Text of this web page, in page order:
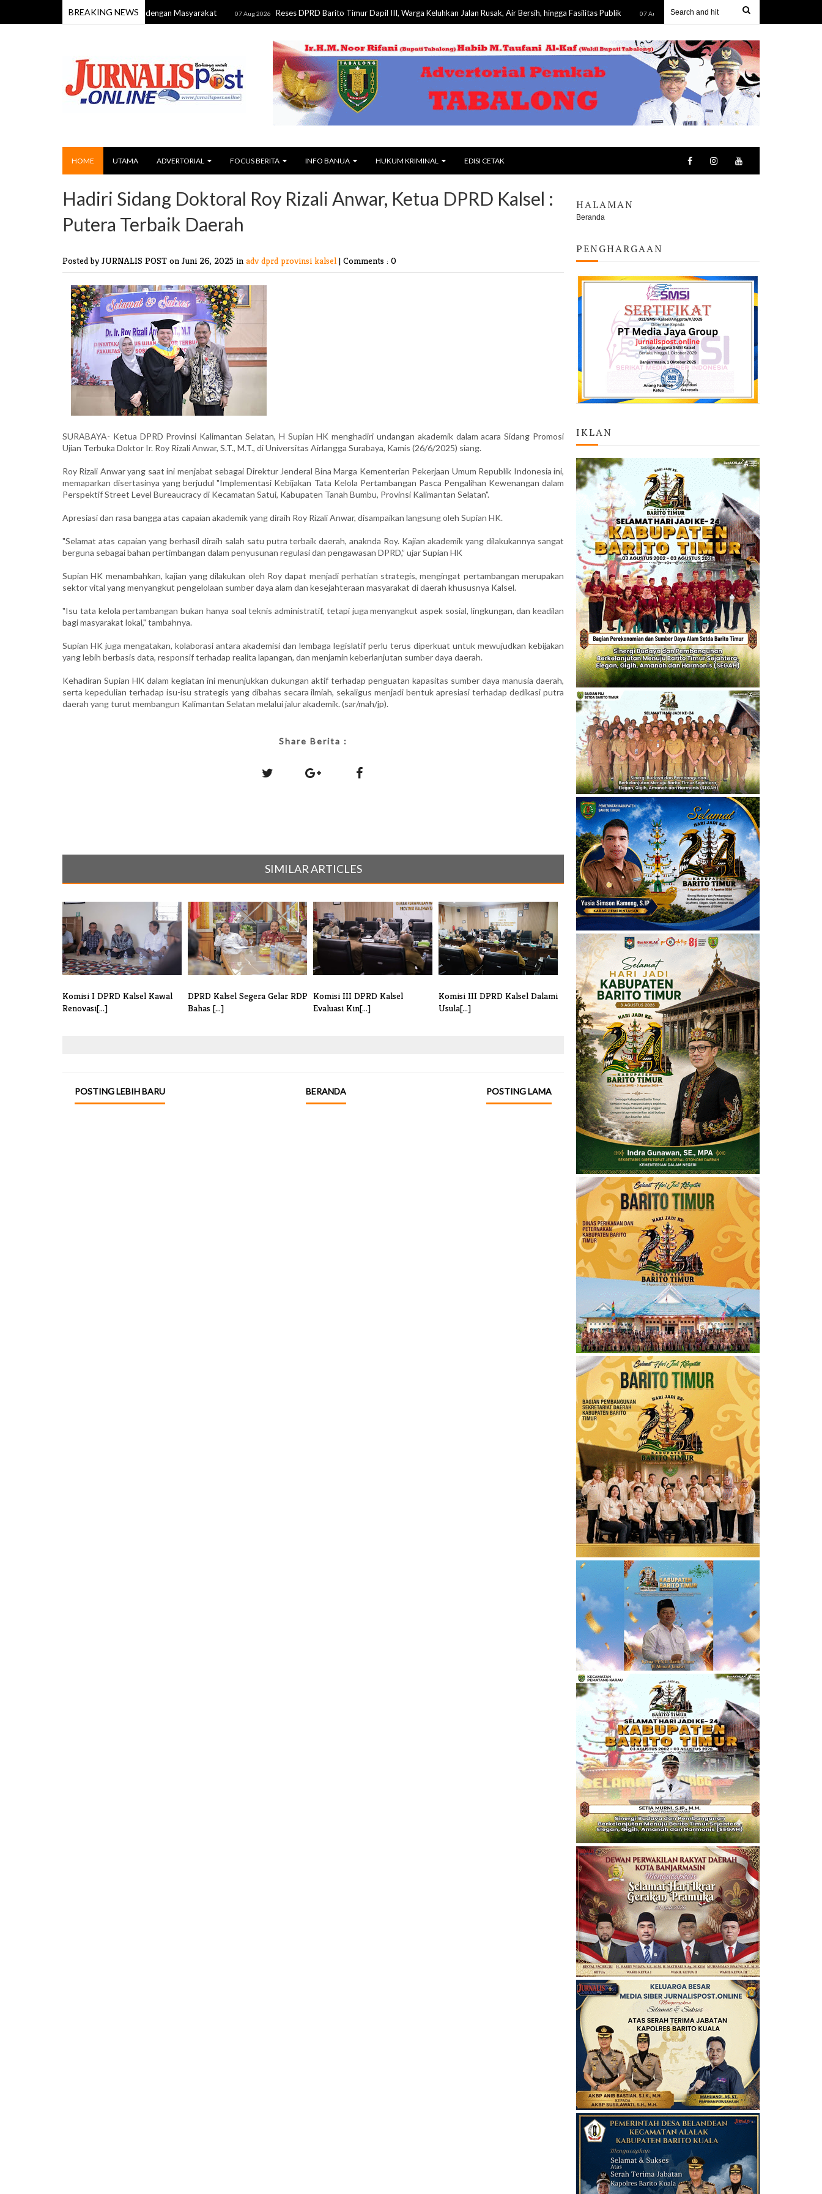
BREAKING NEWS
dan Perkuat Kebersamaan dengan Masyarakat 07 Aug 2026 Reses DPRD Barito Timur Dapil III, Warga Keluhkan Jalan Rusak, Air Bersih, hingga Fasilitas Publik 07 Aug 2026 Deadlock! Mediasi Keempat Sengketa Lahan
HOME UTAMA ADVERTORIAL FOCUS BERITA INFO BANUA HUKUM KRIMINAL EDISI CETAK
Hadiri Sidang Doktoral Roy Rizali Anwar, Ketua DPRD Kalsel :
Putera Terbaik Daerah
Posted by JURNALIS POST on Juni 26, 2025 in adv dprd provinsi kalsel | Comments : 0
SURABAYA- Ketua DPRD Provinsi Kalimantan Selatan, H Supian HK menghadiri undangan akademik dalam acara Sidang Promosi
Ujian Terbuka Doktor Ir. Roy Rizali Anwar, S.T., M.T., di Universitas Airlangga Surabaya, Kamis (26/6/2025) siang.
Roy Rizali Anwar yang saat ini menjabat sebagai Direktur Jenderal Bina Marga Kementerian Pekerjaan Umum Republik Indonesia ini,
memaparkan disertasinya yang berjudul "Implementasi Kebijakan Tata Kelola Pertambangan Pasca Pengalihan Kewenangan dalam
Perspektif Street Level Bureaucracy di Kecamatan Satui, Kabupaten Tanah Bumbu, Provinsi Kalimantan Selatan".
Apresiasi dan rasa bangga atas capaian akademik yang diraih Roy Rizali Anwar, disampaikan langsung oleh Supian HK.
"Selamat atas capaian yang berhasil diraih salah satu putra terbaik daerah, anaknda Roy. Kajian akademik yang dilakukannya sangat
berguna sebagai bahan pertimbangan dalam penyusunan regulasi dan pengawasan DPRD,” ujar Supian HK
Supian HK menambahkan, kajian yang dilakukan oleh Roy dapat menjadi perhatian strategis, mengingat pertambangan merupakan
sektor vital yang menyangkut pengelolaan sumber daya alam dan kesejahteraan masyarakat di daerah khususnya Kalsel.
"Isu tata kelola pertambangan bukan hanya soal teknis administratif, tetapi juga menyangkut aspek sosial, lingkungan, dan keadilan
bagi masyarakat lokal," tambahnya.
Supian HK juga mengatakan, kolaborasi antara akademisi dan lembaga legislatif perlu terus diperkuat untuk mewujudkan kebijakan
yang lebih berbasis data, responsif terhadap realita lapangan, dan menjamin keberlanjutan sumber daya daerah.
Kehadiran Supian HK dalam kegiatan ini menunjukkan dukungan aktif terhadap penguatan kapasitas sumber daya manusia daerah,
serta kepedulian terhadap isu-isu strategis yang dibahas secara ilmiah, sekaligus menjadi bentuk apresiasi terhadap dedikasi putra
daerah yang turut membangun Kalimantan Selatan melalui jalur akademik. (sar/mah/jp).
Share Berita :
SIMILAR ARTICLES
Komisi I DPRD Kalsel Kawal
Renovasi[...]
DPRD Kalsel Segera Gelar RDP
Bahas [...]
Komisi III DPRD Kalsel
Evaluasi Kin[...]
Komisi III DPRD Kalsel Dalami
Usula[...]
POSTING LEBIH BARU POSTING LAMA
BERANDA
HALAMAN
Beranda
PENGHARGAAN
IKLAN